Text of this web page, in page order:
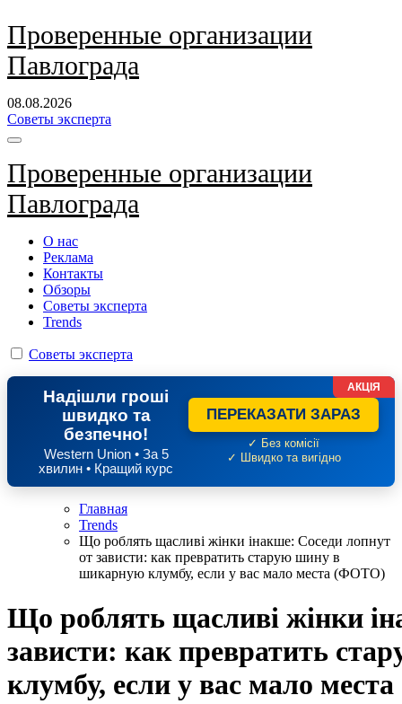
Перейти
к
содержанию
Проверенные организации
Павлограда
08.08.2026
Советы эксперта
Проверенные организации
Павлограда
О нас
Реклама
Контакты
Обзоры
Советы эксперта
Trends
Советы эксперта
Надішли гроші
швидко та
безпечно!
Western Union • За 5
хвилин • Кращий курс
ПЕРЕКАЗАТИ ЗАРАЗ
✓ Без комісії
✓ Швидко та вигідно
АКЦІЯ
Главная
Trends
Що роблять щасливі жінки інакше: Соседи лопнут
от зависти: как превратить старую шину в
шикарную клумбу, если у вас мало места (ФОТО)
Що роблять щасливі жінки
зависти: как превратить
клумбу, если у вас мало